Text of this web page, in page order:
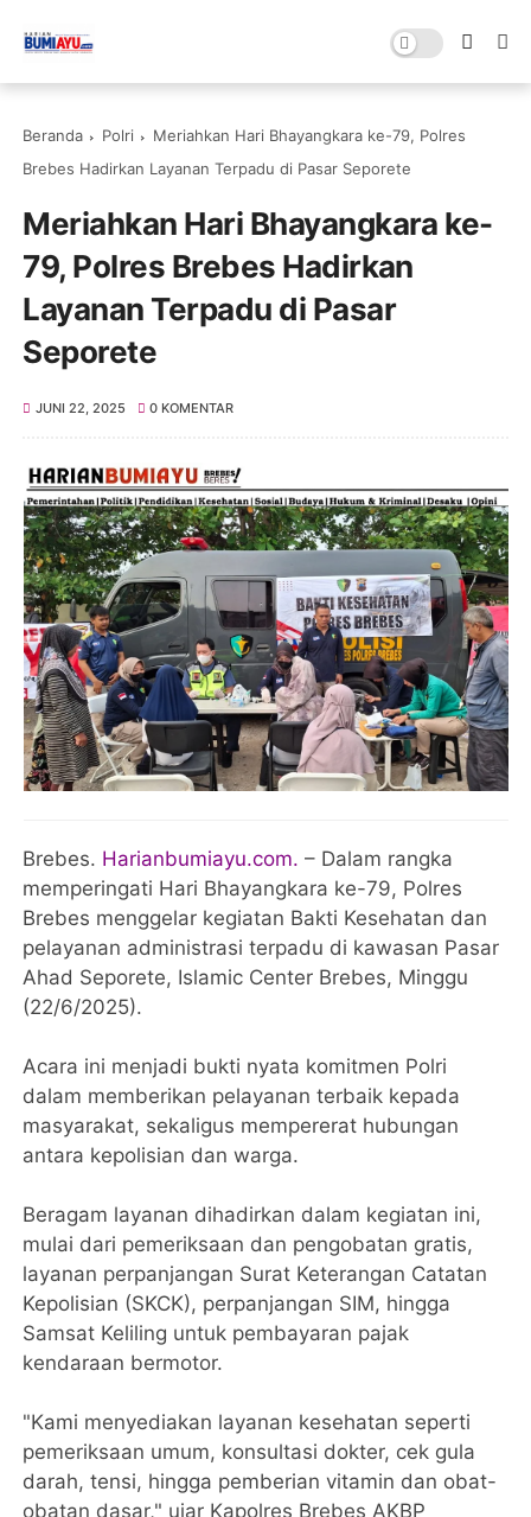
Beranda Polri
Meriahkan Hari Bhayangkara ke-79, Polres
Brebes Hadirkan Layanan Terpadu di Pasar Seporete
Meriahkan Hari Bhayangkara ke-
79, Polres Brebes Hadirkan
Layanan Terpadu di Pasar
Seporete
JUNI 22, 2025 0 KOMENTAR
Brebes. Harianbumiayu.com.– Dalam rangka
memperingati Hari Bhayangkara ke-79, Polres
Brebes menggelar kegiatan Bakti Kesehatan dan
pelayanan administrasi terpadu di kawasan Pasar
Ahad Seporete, Islamic Center Brebes, Minggu
(22/6/2025).
Acara ini menjadi bukti nyata komitmen Polri
dalam memberikan pelayanan terbaik kepada
masyarakat, sekaligus mempererat hubungan
antara kepolisian dan warga.
Beragam layanan dihadirkan dalam kegiatan ini,
mulai dari pemeriksaan dan pengobatan gratis,
layanan perpanjangan Surat Keterangan Catatan
Kepolisian (SKCK), perpanjangan SIM, hingga
Samsat Keliling untuk pembayaran pajak
kendaraan bermotor.
"Kami menyediakan layanan kesehatan seperti
pemeriksaan umum, konsultasi dokter, cek gula
darah, tensi, hingga pemberian vitamin dan obat-
obatan dasar," ujar Kapolres Brebes AKBP